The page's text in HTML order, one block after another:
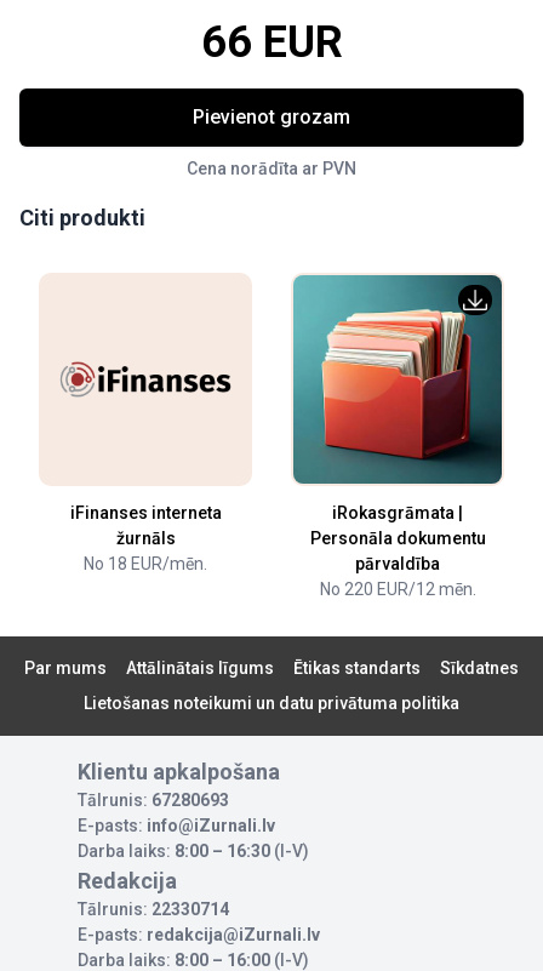
66 EUR
Pievienot grozam
Cena norādīta ar PVN
Citi produkti
iFinanses interneta
žurnāls
No 18 EUR/mēn.
iRokasgrāmata |
Personāla dokumentu
pārvaldība
No 220 EUR/12 mēn.
Par mums Attālinātais līgums Ētikas standarts
Sīkdatnes
Lietošanas noteikumi un datu privātuma politika
Klientu apkalpošana
Tālrunis: 67280693
E-pasts: info@iZurnali.lv
Darba laiks: 8:00 – 16:30 (I-V)
Redakcija
Tālrunis: 22330714
E-pasts: redakcija@iZurnali.lv
Darba laiks: 8:00 – 16:00 (I-V)